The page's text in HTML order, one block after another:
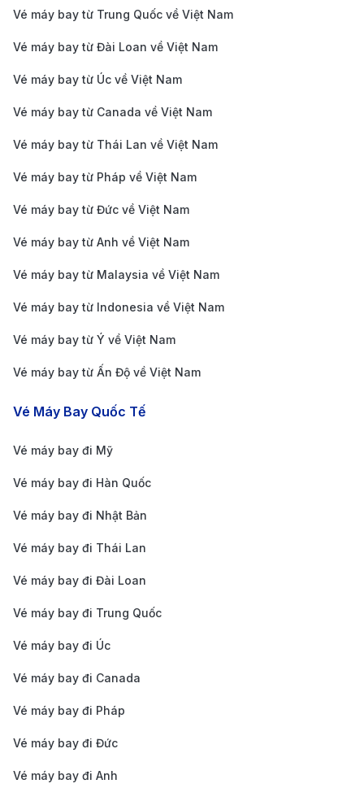
Vé máy bay từ Trung Quốc về Việt Nam
Vé máy bay từ Đài Loan về Việt Nam
Vé máy bay từ Úc về Việt Nam
Vé máy bay từ Canada về Việt Nam
Vé máy bay từ Thái Lan về Việt Nam
Vé máy bay từ Pháp về Việt Nam
Vé máy bay từ Đức về Việt Nam
Vé máy bay từ Anh về Việt Nam
Vé máy bay từ Malaysia về Việt Nam
Vé máy bay từ Indonesia về Việt Nam
Vé máy bay từ Ý về Việt Nam
Vé máy bay từ Ấn Độ về Việt Nam
Vé Máy Bay Quốc Tế
Vé máy bay đi Mỹ
Vé máy bay đi Hàn Quốc
Vé máy bay đi Nhật Bản
Vé máy bay đi Thái Lan
Vé máy bay đi Đài Loan
Vé máy bay đi Trung Quốc
Vé máy bay đi Úc
Vé máy bay đi Canada
Vé máy bay đi Pháp
Vé máy bay đi Đức
Vé máy bay đi Anh